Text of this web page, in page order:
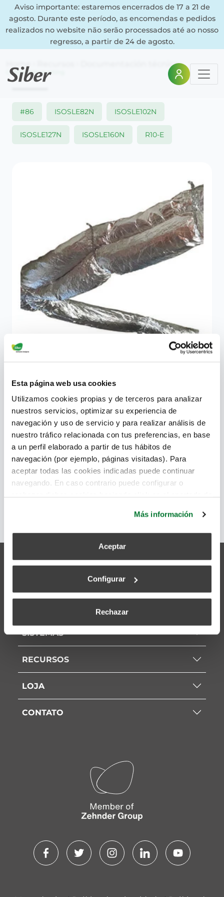
Esta página web usa cookies
Utilizamos cookies propias y de terceros para analizar
nuestros servicios, optimizar su experiencia de
navegación y uso de servicio y para realizar análisis de
nuestro tráfico relacionada con tus preferencias, en base
a un perfil elaborado a partir de tus hábitos de
navegación (por ejemplo, páginas visitadas). Para
aceptar todas las cookies indicadas puede continuar
navegando. En caso contrario puede configurar o
Más información
Aceptar
Configurar
Rechazar
Aviso importante: estaremos encerrados de 17 a 21 de
agosto. Durante este período, as encomendas e pedidos
realizados no website não serão processados até ao nosso
regresso, a partir de 24 de agosto.
Home Documentación técnica
Código Marqueting
#86 ISOSLE82N ISOSLE102N
ISOSLE127N ISOSLE160N R10-E
Produtos de isolamento térmico para a proteção dos
dutos de ventilação. Este produto é adequado para a
prevenção da condensação e para minimizar a perda de
calor e a perda de frio.
Família:ISOLAMENTO
Subfamília:ISOLAMENTO PARA DUCTOS
SISTEMAS
RECURSOS
LOJA
CONTATO